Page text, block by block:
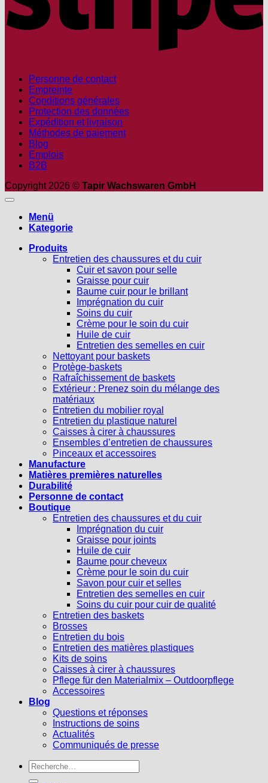
Personne de contact
Empreinte
Conditions générales
Protection des données
Expédition et livraison
Méthodes de paiement
Blog
Emplois
B2B
Copyright 2026 © Tapir Wachswaren GmbH
Menü
Kategorie
Produits
Entretien des chaussures et du cuir
Cuir et savon pour selle
Graisse pour cuir
Baume cuir pour le brillant
Imprégnation du cuir
Soins du cuir
Crème pour le soin du cuir
Huile de cuir
Entretien des semelles en cuir
Nettoyant pour baskets
Protège-baskets
Rafraîchissement de baskets
Extérieur : Prenez soin du mélange des
matériaux
Entretien du mobilier royal
Entretien du plastique naturel
Caisses à cirer à chaussures
Ensembles d’entretien de chaussures
Pinceaux et accessoires
Manufacture
Matières premières naturelles
Durabilité
Personne de contact
Boutique
Entretien des chaussures et du cuir
Imprégnation du cuir
Graisse pour joints
Huile de cuir
Baume pour cheveux
Crème pour le soin du cuir
Savon pour cuir et selles
Entretien des semelles en cuir
Soins du cuir pour cuir de qualité
Entretien des baskets
Brosses
Entretien du bois
Entretien des matières plastiques
Kits de soins
Caisses à cirer à chaussures
Pflege für den Materialmix – Outdoorpflege
Accessoires
Blog
Questions et réponses
Instructions de soins
Actualités
Communiqués de presse
Recherche
pour :